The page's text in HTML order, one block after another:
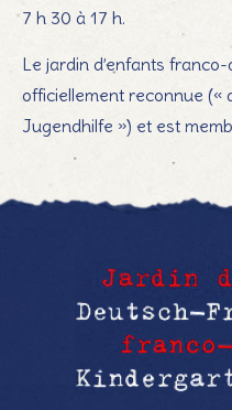
7 h 30 à 17 h.
Le jardin d’enfants
officiellement reconnue («
Jugendhilfe ») et est